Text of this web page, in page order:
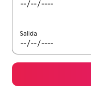
Salida